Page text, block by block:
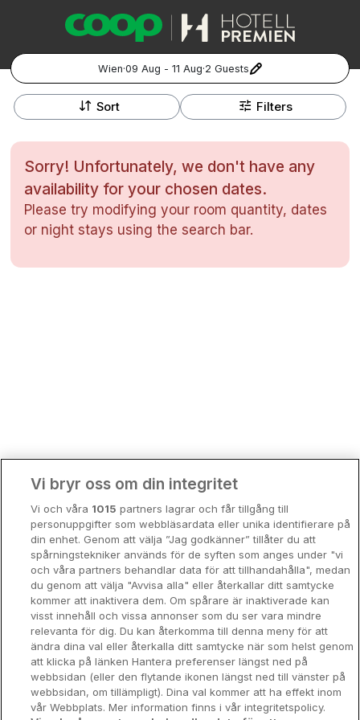
Wien·09 Aug - 11 Aug·2 Guests
Popular Destinations:
Stockholm
Göteborg
Sort Filters
+
−
Sorry! Unfortunately, we don't have any
availability for your chosen dates.
Please try modifying your room quantity, dates
or night stays using the search bar.
Kontakta ossVanliga frågorAllmänna villkor
Gift VouchersCoop.se Manage Preferences
Storstadsweekend
Hotellrum under 995 kr
Spahotell
Sydsverige
Om Hotellpremien
Nya hotell
Stadsweekend
Vi bryr oss om din integritet
Vi och våra 1015 partners lagrar och får tillgång till
personuppgifter som webbläsardata eller unika identifierare på
din enhet. Genom att välja ”Jag godkänner” tillåter du att
spårningstekniker används för de syften som anges under "vi
och våra partners behandlar data för att tillhandahålla", medan
du genom att välja "Avvisa alla" eller återkallar ditt samtycke
kommer att inaktivera dem. Om spårare är inaktiverade kan
visst innehåll och vissa annonser som du ser vara mindre
relevanta för dig. Du kan återkomma till denna meny för att
ändra dina val eller återkalla ditt samtycke när som helst genom
att klicka på länken Hantera preferenser längst ned på
webbsidan (eller den flytande ikonen längst ned till vänster på
webbsidan, om tillämpligt). Dina val kommer att ha effekt inom
vår Webbplats. Mer information finns i vår integritetspolicy.